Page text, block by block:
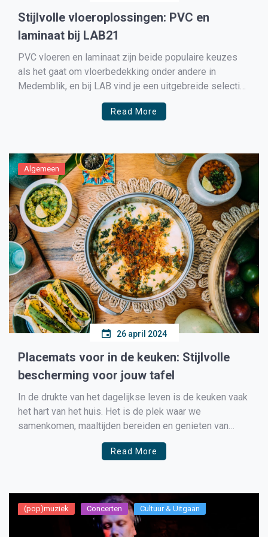
Stijlvolle vloeroplossingen: PVC en
laminaat bij LAB21
PVC vloeren en laminaat zijn beide populaire keuzes
als het gaat om vloerbedekking onder andere in
Medemblik, en bij LAB vind je een uitgebreide selectie
van beide opties. Of je nu op zoek bent naar de
moderne uitstraling van PVC of de warme, natuurlijke
Read More
Algemeen
26 april 2024
Placemats voor in de keuken: Stijlvolle
bescherming voor jouw tafel
In de drukte van het dagelijkse leven is de keuken vaak
het hart van het huis. Het is de plek waar we
samenkomen, maaltijden bereiden en genieten van
heerlijke gerechten met familie en vrienden. Een
element dat vaak over het hoofd wordt gezien maar
Read More
(pop)muziek Concerten Cultuur & Uitgaan